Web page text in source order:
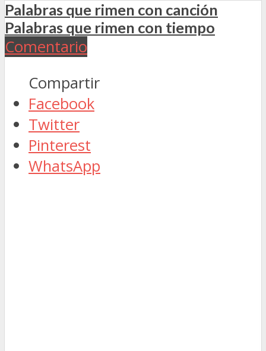
Palabras que rimen con canción
Palabras que rimen con tiempo
Comentario
Compartir
Facebook
Twitter
Pinterest
WhatsApp